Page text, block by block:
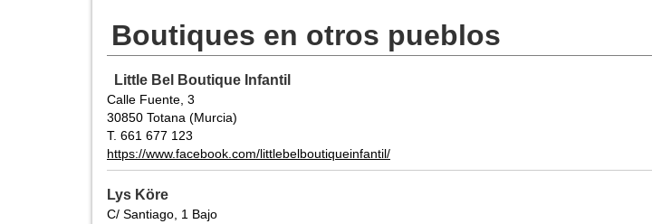
Boutiques en otros pueblos
Little Bel Boutique Infantil
Calle Fuente, 3
30850 Totana (Murcia)
T. 661 677 123
https://www.facebook.com/littlebelboutiqueinfantil/
Lys Köre
C/ Santiago, 1 Bajo